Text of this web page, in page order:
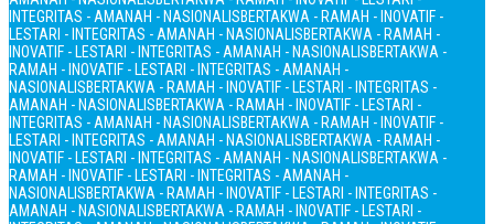
INTEGRITAS - AMANAH - NASIONALISBERTAKWA - RAMAH - INOVATIF -
LESTARI - INTEGRITAS - AMANAH - NASIONALISBERTAKWA - RAMAH -
INOVATIF - LESTARI - INTEGRITAS - AMANAH - NASIONALISBERTAKWA -
RAMAH - INOVATIF - LESTARI - INTEGRITAS - AMANAH -
NASIONALISBERTAKWA - RAMAH - INOVATIF - LESTARI - INTEGRITAS -
AMANAH - NASIONALISBERTAKWA - RAMAH - INOVATIF - LESTARI -
INTEGRITAS - AMANAH - NASIONALISBERTAKWA - RAMAH - INOVATIF -
LESTARI - INTEGRITAS - AMANAH - NASIONALISBERTAKWA - RAMAH -
INOVATIF - LESTARI - INTEGRITAS - AMANAH - NASIONALISBERTAKWA -
RAMAH - INOVATIF - LESTARI - INTEGRITAS - AMANAH -
NASIONALISBERTAKWA - RAMAH - INOVATIF - LESTARI - INTEGRITAS -
AMANAH - NASIONALISBERTAKWA - RAMAH - INOVATIF - LESTARI -